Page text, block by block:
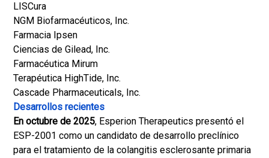
LISCura
NGM Biofarmacéuticos, Inc.
Farmacia Ipsen
Ciencias de Gilead, Inc.
Farmacéutica Mirum
Terapéutica HighTide, Inc.
Cascade Pharmaceuticals, Inc.
Desarrollos recientes
En octubre de 2025, Esperion Therapeutics presentó el
ESP-2001 como un candidato de desarrollo preclínico
para el tratamiento de la colangitis esclerosante primaria